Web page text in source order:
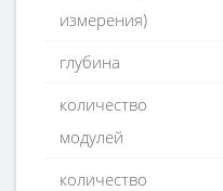
измерения)
глубина
количество
модулей
количество